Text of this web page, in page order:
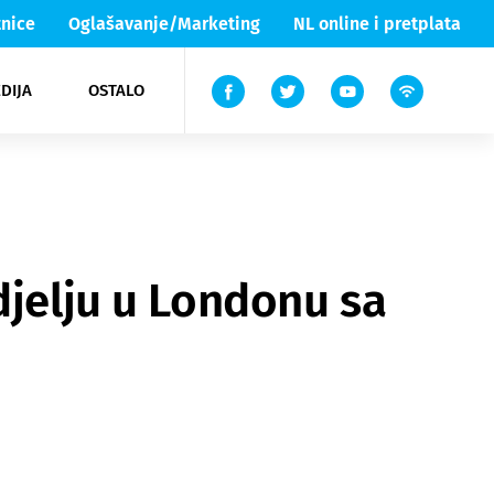
Oglašavanje/Marketing NL online i pretplata
OSTALO
Lika & Senj
TV
u Londonu sa